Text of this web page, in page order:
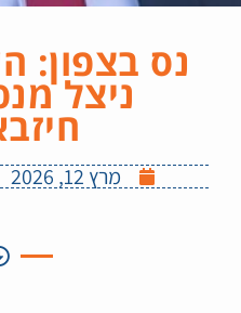
נס בצפון:
ניצל
מרץ 12, 2026